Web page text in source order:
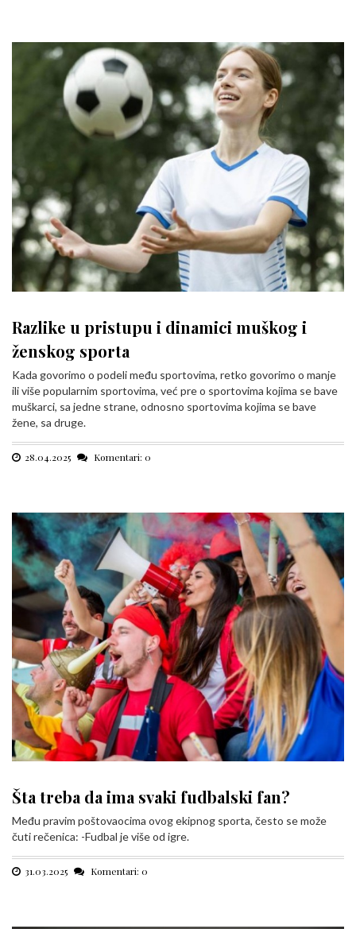
Razlike u pristupu i dinamici muškog i
ženskog sporta
Kada govorimo o podeli među sportovima, retko govorimo o manje
ili više popularnim sportovima, već pre o sportovima kojima se bave
muškarci, sa jedne strane, odnosno sportovima kojima se bave
žene, sa druge.
28.04.2025 Komentari: 0
Šta treba da ima svaki fudbalski fan?
Među pravim poštovaocima ovog ekipnog sporta, često se može
čuti rečenica: -Fudbal je više od igre.
31.03.2025 Komentari: 0